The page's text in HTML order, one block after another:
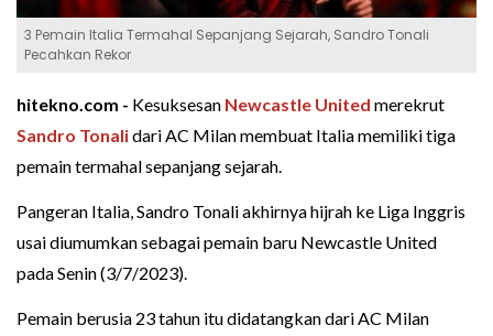
3 Pemain Italia Termahal Sepanjang Sejarah, Sandro Tonali
Pecahkan Rekor
hitekno.com - Kesuksesan Newcastle United merekrut
Sandro Tonalidari AC Milan membuat Italia memiliki tiga
pemain termahal sepanjang sejarah.
Pangeran Italia, Sandro Tonali akhirnya hijrah ke Liga Inggris
usai diumumkan sebagai pemain baru Newcastle United
pada Senin (3/7/2023).
Pemain berusia 23 tahun itu didatangkan dari AC Milan